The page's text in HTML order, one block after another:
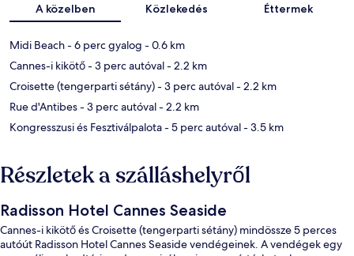
A közelben Közlekedés Éttermek
Midi Beach- 6 perc gyalog - 0.6 km
Cannes-i kikötő- 3 perc autóval- 2.2 km
Croisette (tengerparti sétány)- 3 perc autóval- 2.2 km
Rue d'Antibes- 3 perc autóval- 2.2 km
Kongresszusi és Fesztiválpalota- 5 perc autóval- 3.5 km
Részletek a szálláshelyről
Radisson Hotel Cannes Seaside
Cannes-i kikötő és Croisette (tengerparti sétány) mindössze 5 perces
autóút Radisson Hotel Cannes Seaside vendégeinek. A vendégek egy